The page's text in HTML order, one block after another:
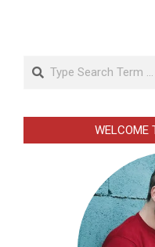
Search
WELCOME